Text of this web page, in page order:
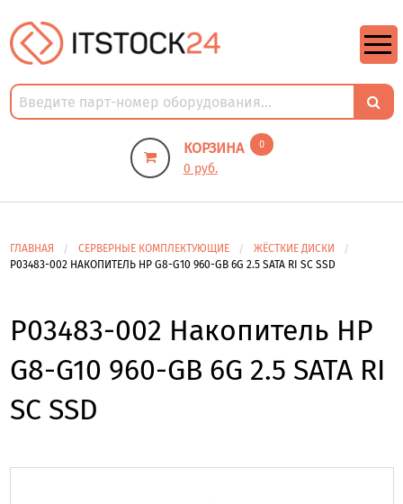
КОРЗИНА 0
0 руб.
ГЛАВНАЯ СЕРВЕРНЫЕ КОМПЛЕКТУЮЩИЕ
ЖЁСТКИЕ ДИСКИ
P03483-002 НАКОПИТЕЛЬ HP G8-G10 960-GB 6G 2.5 SATA RI SC SSD
P03483-002 Накопитель HP
G8-G10 960-GB 6G 2.5 SATA RI
SC SSD